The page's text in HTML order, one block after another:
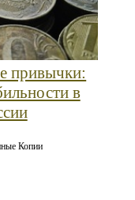
привычки:
в
Копии